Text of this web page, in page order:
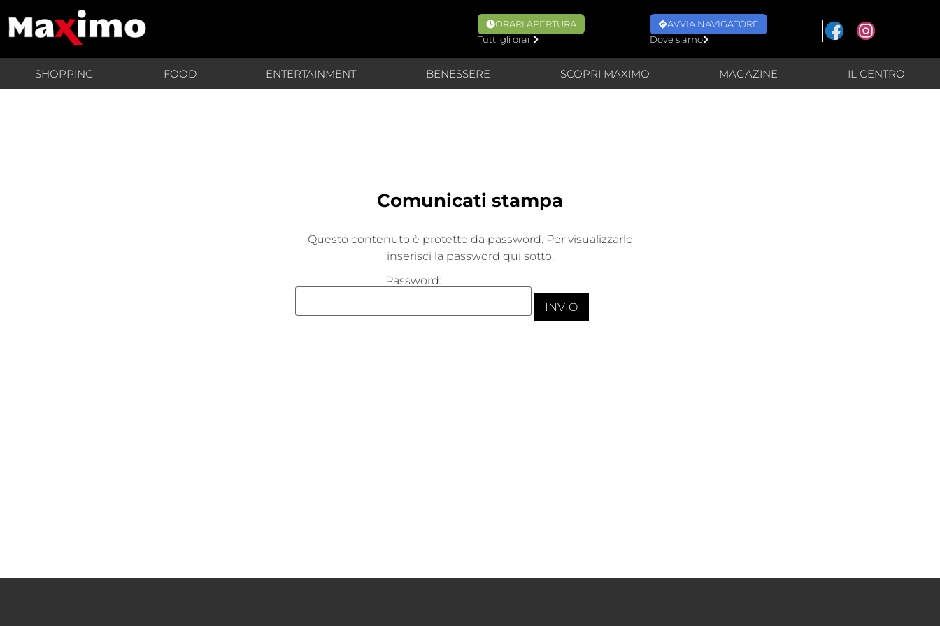
ORARI APERTURA
Tutti gli orari
AVVIA NAVIGATORE
Dove siamo
SHOPPING FOOD ENTERTAINMENT BENESSERE SCOPRI MAXIMO MAGAZINE IL CENTRO
Questo contenuto è protetto da password. Per visualizzarlo
inserisci la password qui sotto.
Password: